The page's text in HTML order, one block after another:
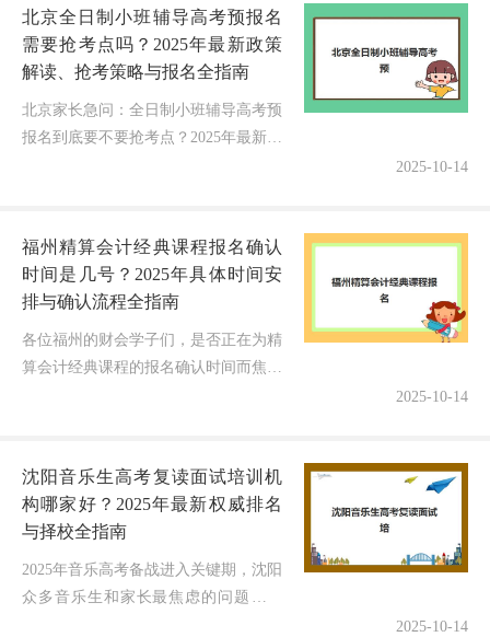
子...
北京全日制小班辅导高考预报名
需要抢考点吗？2025年最新政策
解读、抢考策略与报名全指南
北京家长急问：全日制小班辅导高考预
报名到底要不要抢考点？2025年最新政
2025-10-14
福州精算会计经典课程报名确认
时间是几号？2025年具体时间安
排与确认流程全指南
各位福州的财会学子们，是否正在为精
算会计经典课程的报名确认时间而焦急
2025-10-14
沈阳音乐生高考复读面试培训机
构哪家好？2025年最新权威排名
与择校全指南
2025年音乐高考备战进入关键期，沈阳
众多音乐生和家长最焦虑的问题来了
2025-10-14